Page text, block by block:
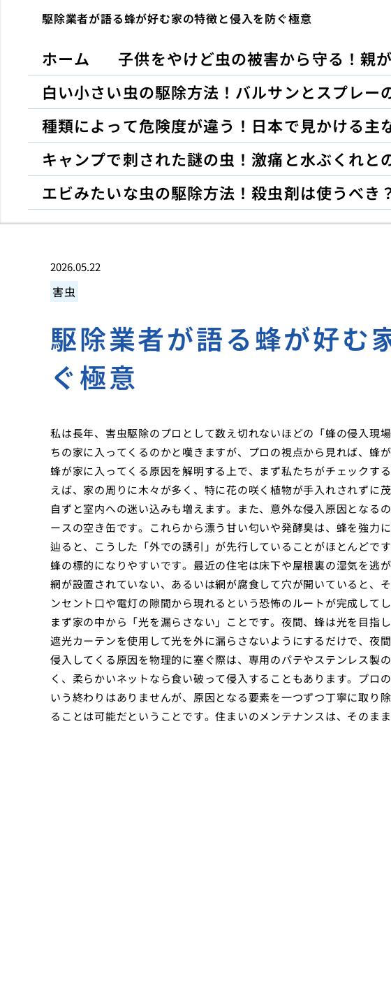
駆除業者が語る蜂が好む家の特徴と侵入を防ぐ極意
ホーム
子供をやけど虫の被害から守る！親
白い小さい虫の駆除方法！バルサンとスプレー
種類によって危険度が違う！日本で見かける主
キャンプで刺された謎の虫！激痛と水ぶくれと
エビみたいな虫の駆除方法！殺虫剤は使うべき
2026.05.22
害虫
駆除業者が語る蜂が好む
ぐ極意
私は長年、害虫駆除のプロとして数え切れないほどの「蜂の侵入現
ちの家に入ってくるのかと嘆きますが、プロの視点から見れば、蜂
蜂が家に入ってくる原因を解明する上で、まず私たちがチェックす
えば、家の周りに木々が多く、特に花の咲く植物が手入れされずに
自ずと室内への迷い込みも増えます。また、意外な侵入原因となる
ースの空き缶です。これらから漂う甘い匂いや発酵臭は、蜂を強力
辿ると、こうした「外での誘引」が先行していることがほとんどで
蜂の標的になりやすいです。最近の住宅は床下や屋根裏の湿気を逃
網が設置されていない、あるいは網が腐食して穴が開いていると、
ンセント口や電灯の隙間から現れるという恐怖のルートが完成して
まず家の中から「光を漏らさない」ことです。夜間、蜂は光を目指
遮光カーテンを使用して光を外に漏らさないようにするだけで、夜
侵入してくる原因を物理的に塞ぐ際は、専用のパテやステンレス製
く、柔らかいネットなら食い破って侵入することもあります。プロ
いう終わりはありませんが、原因となる要素を一つずつ丁寧に取り
ることは可能だということです。住まいのメンテナンスは、そのま